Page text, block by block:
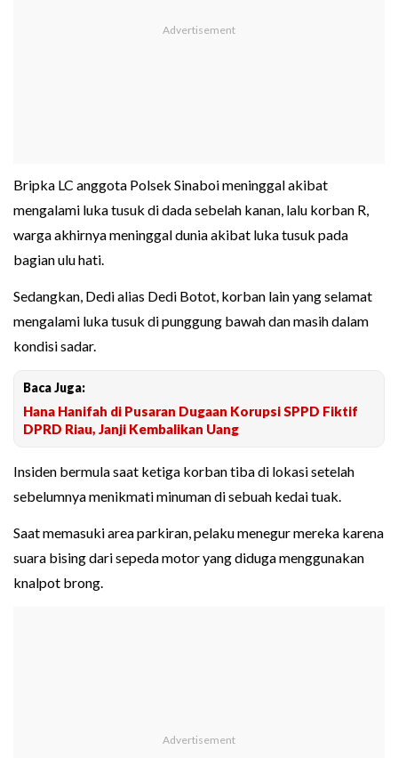
Bripka LC anggota Polsek Sinaboi meninggal akibat
mengalami luka tusuk di dada sebelah kanan, lalu korban R,
warga akhirnya meninggal dunia akibat luka tusuk pada
bagian ulu hati.
Sedangkan, Dedi alias Dedi Botot, korban lain yang selamat
mengalami luka tusuk di punggung bawah dan masih dalam
kondisi sadar.
Baca Juga:
Hana Hanifah di Pusaran Dugaan Korupsi SPPD Fiktif
DPRD Riau, Janji Kembalikan Uang
Insiden bermula saat ketiga korban tiba di lokasi setelah
sebelumnya menikmati minuman di sebuah kedai tuak.
Saat memasuki area parkiran, pelaku menegur mereka karena
suara bising dari sepeda motor yang diduga menggunakan
knalpot brong.